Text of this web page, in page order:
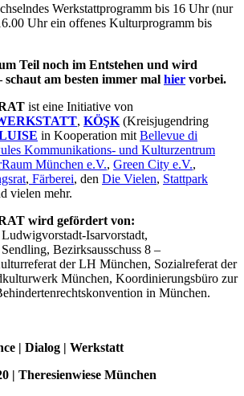
Werkstattprogramm bis 16 Uhr (nur
Uhr ein offenes Kulturprogramm bis
Teil noch im Entstehen und wird
am besten immer mal hier vorbei.
ist eine Initiative von
, KÖŞK (Kreisjugendring
in Kooperation mit Bellevue di
Kommunikations- und Kulturzentrum
München e.V., Green City e.V.,
, Färberei, den Die Vielen, Stattpark
vielen mehr.
wird gefördert von:
Isarvorstadt,
Bezirksausschuss 8 –
der LH München, Sozialreferat der
München, Koordinierungsbüro zur
in München.
| Dialog | Werkstatt
| Theresienwiese München